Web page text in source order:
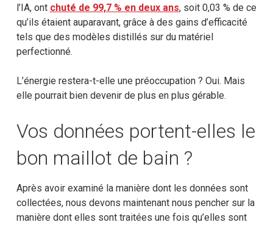
l’IA, ont chuté de 99,7 % en deux ans, soit 0,03 % de ce
qu’ils étaient auparavant, grâce à des gains d’efficacité
tels que des modèles distillés sur du matériel
perfectionné.
L’énergie restera-t-elle une préoccupation ? Oui. Mais
elle pourrait bien devenir de plus en plus gérable.
Vos données portent-elles le
bon maillot de bain ?
Après avoir examiné la manière dont les données sont
collectées, nous devons maintenant nous pencher sur la
manière dont elles sont traitées une fois qu’elles sont